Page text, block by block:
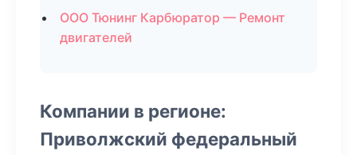
ООО Тюнинг Карбюратор — Ремонт
двигателей
Компании в регионе:
Приволжский федеральный